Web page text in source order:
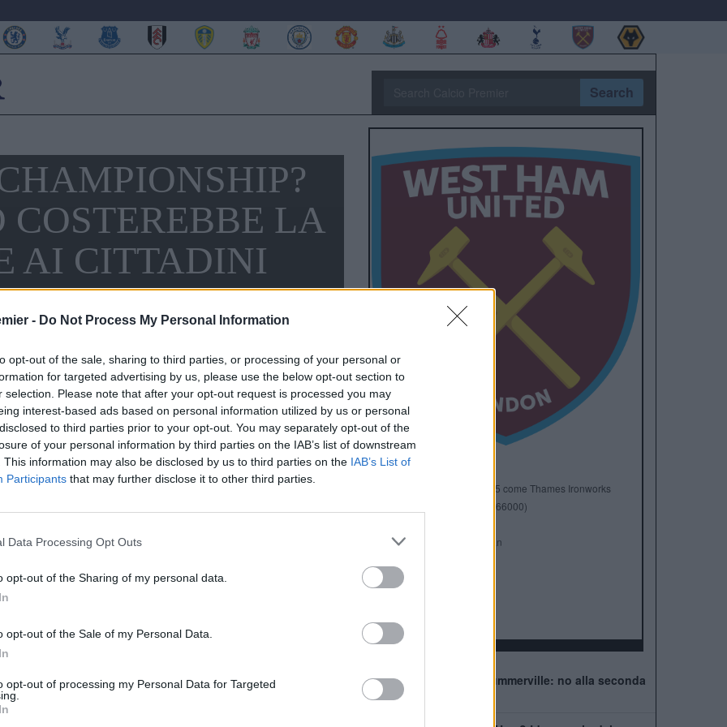
- Do Not Process My Personal Information
opt-out of the sale, sharing to third parties, or processing of your personal or
for targeted advertising by us, please use the below opt-out section to
selection. Please note that after your opt-out request is processed you may
interest-based ads based on personal information utilized by us or personal
to third parties prior to your opt-out. You may separately opt-out of the
of your personal information by third parties on the IAB’s list of downstream
This information may also be disclosed by us to third parties on the IAB’s List of
Participants that may further disclose it to other third parties.
Data Processing Opt Outs
opt-out of the Sharing of my personal data.
opt-out of the Sale of my Personal Data.
opt-out of processing my Personal Data for Targeted
Search
COSTEREBBE LA
AI CITTADINI
Hammers si giocheranno tutto nell’ultima giornata, ma
centrare la salvezza.
la Conference League. Un club che gioca le proprie
Stadium. Impianto che però non è mai entrato nel
ai contribuenti inglesi.
vero e proprio nel 2016. Gli Hammers si assicurarono
1895 come Thames Ironworks
London Stadium (66000)
Presidente: David Sullivan
ALBO D'ORO
FA Community Shield:
West Ham, muro per Summerville: no alla seconda
offerta della Roma